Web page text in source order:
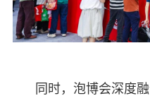
同时，泡博会深度